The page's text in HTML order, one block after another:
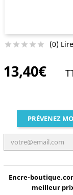
     (0)
13,40€
PRÉVENEZ
Encre-
meilleur